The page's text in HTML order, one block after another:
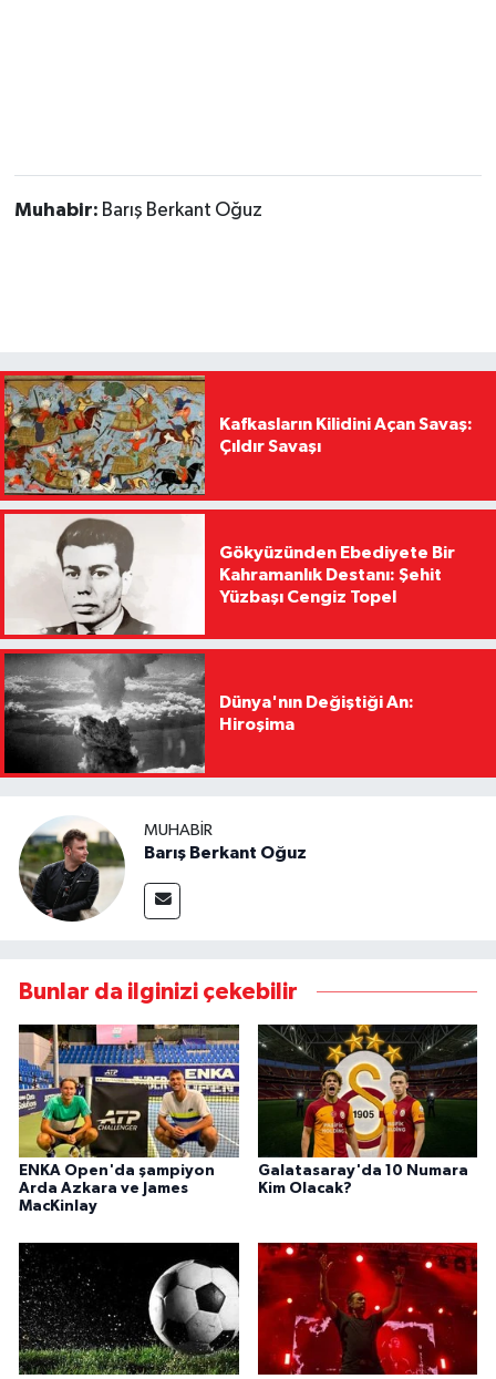
Muhabir: Barış Berkant Oğuz
Kafkasların Kilidini Açan Savaş:
Çıldır Savaşı
Gökyüzünden Ebediyete Bir
Kahramanlık Destanı: Şehit
Yüzbaşı Cengiz Topel
Dünya'nın Değiştiği An:
Hiroşima
MUHABIR
Barış Berkant Oğuz
Bunlar da ilginizi çekebilir
ENKA Open'da şampiyon
Arda Azkara ve James
MacKinlay
Galatasaray'da 10 Numara
Kim Olacak?